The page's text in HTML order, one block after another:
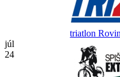
triatlon
júl
24